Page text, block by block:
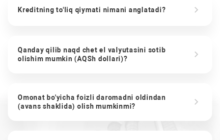
Kreditning to'liq qiymati nimani anglatadi?
Qanday qilib naqd chet el valyutasini sotib
olishim mumkin (AQSh dollari)?
Omonat bo'yicha foizli daromadni oldindan
(avans shaklida) olish mumkinmi?